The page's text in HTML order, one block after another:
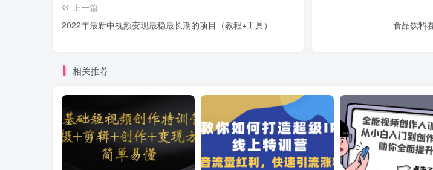
上一篇
2022年最新中视频变现最稳最长期的项目（教程+工具）
食品饮料
相关推荐